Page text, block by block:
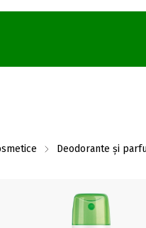
Deodorante și